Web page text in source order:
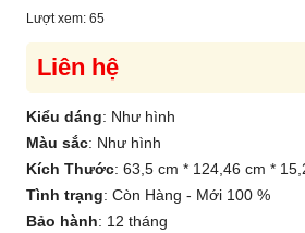
Lượt xem: 65
Liên hệ
Kiểu dáng: Như hình
Màu sắc: Như hình
Kích Thước: 63,5 cm * 124,46 cm *
Tình trạng: Còn Hàng - Mới 100 %
Bảo hành: 12 tháng